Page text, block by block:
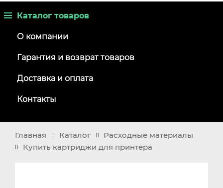
Каталог товаров
О компании
Гарантия и возврат товаров
Доставка и оплата
Контакты
Главная Каталог
Расходные материалы
Купить картриджи для принтера